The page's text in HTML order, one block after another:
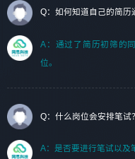
Q：如何知道自己的简历
A：通过了简历初筛的
位。
Q：什么岗位会安排笔试？
A：是否要进行笔试以及